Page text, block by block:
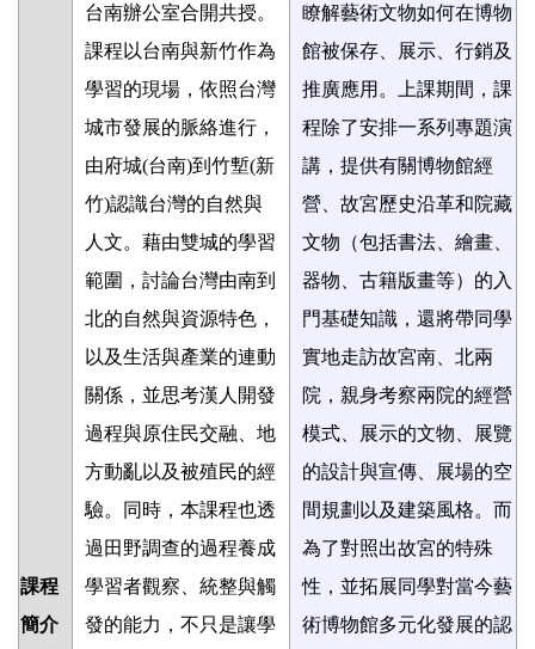
課程
簡介
台南辦公室合開共授。
課程以台南與新竹作為
學習的現場，依照台灣
城市發展的脈絡進行，
由府城(台南)到竹塹(新
竹)認識台灣的自然與
人文。藉由雙城的學習
範圍，討論台灣由南到
北的自然與資源特色，
以及生活與產業的連動
關係，並思考漢人開發
過程與原住民交融、地
方動亂以及被殖民的經
驗。同時，本課程也透
過田野調查的過程養成
學習者觀察、統整與觸
發的能力，不只是讓學
瞭解藝術文物如何在博物
館被保存、展示、行銷及
推廣應用。上課期間，課
程除了安排一系列專題演
講，提供有關博物館經
營、故宮歷史沿革和院藏
文物（包括書法、繪畫、
器物、古籍版畫等）的入
門基礎知識，還將帶同學
實地走訪故宮南、北兩
院，親身考察兩院的經營
模式、展示的文物、展覽
的設計與宣傳、展場的空
間規劃以及建築風格。而
為了對照出故宮的特殊
性，並拓展同學對當今藝
術博物館多元化發展的認